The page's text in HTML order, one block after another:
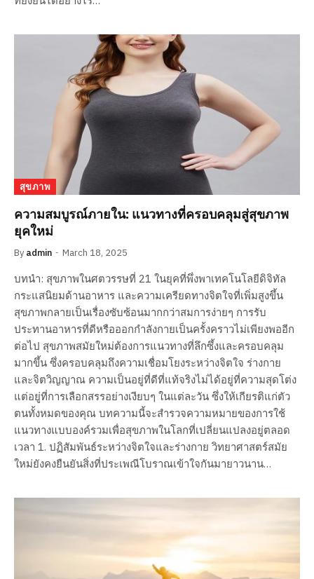
สุขภาพ
ความสมบูรณ์ภายใน: แนวทางที่ครอบคลุมสู่สุขภาพ
ยุคใหม่
By admin March 18, 2025
บทนำ: สุขภาพในศตวรรษที่ 21 ในยุคที่พึ่งพาเทคโนโลยีดิจิทัล
กระแสนิยมด้านอาหาร และความเครียดทางจิตใจที่เพิ่มสูงขึ้น
สุขภาพกลายเป็นเรื่องซับซ้อนมากกว่าสมการง่ายๆ การรับ
ประทานอาหารที่ดีหรือออกกำลังกายเป็นครั้งคราวไม่เพียงพออีก
ต่อไป สุขภาพสมัยใหม่ต้องการแนวทางที่ลึกซึ้งและครอบคลุม
มากขึ้น ซึ่งครอบคลุมถึงความเชื่อมโยงระหว่างจิตใจ ร่างกาย
และจิตวิญญาณ ความเป็นอยู่ที่ดีที่แท้จริงไม่ได้อยู่ที่ความสุดโต่ง
แต่อยู่ที่การเลือกสรรอย่างเงียบๆ ในแต่ละวัน ซึ่งให้เกียรติแก่ตัว
ตนทั้งหมดของคุณ บทความนี้จะสำรวจความหมายของการใช้
แนวทางแบบองค์รวมเพื่อสุขภาพในโลกที่เปลี่ยนแปลงอยู่ตลอด
เวลา 1. ปฏิสัมพันธ์ระหว่างจิตใจและร่างกาย วิทยาศาสตร์สมัย
ใหม่ยังคงยืนยันสิ่งที่ประเพณีโบราณเข้าใจกันมายาวนาน…